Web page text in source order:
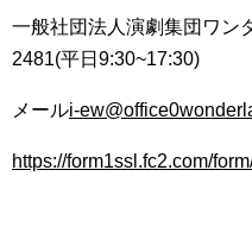
一般社団法人演劇集団ワ
2481(平日9:30~17:30)
メールi-
https://form1ssl.fc2.com/